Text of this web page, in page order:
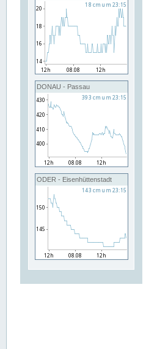
DONAU - Passau
ODER - Eisenhüttenstadt